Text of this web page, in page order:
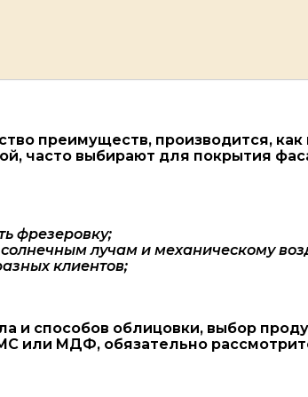
преимуществ, производится, как
часто выбирают для покрытия
фрезеровку;
лучам и механическому
клиентов;
и способов облицовки, выбор
или МДФ, обязательно